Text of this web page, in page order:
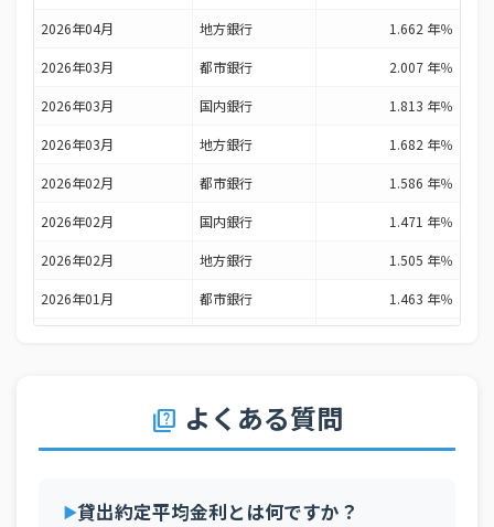
2026年04月 地方銀行 1.662 年％
2026年03月 都市銀行 2.007 年％
2026年03月 国内銀行 1.813 年％
2026年03月 地方銀行 1.682 年％
2026年02月 都市銀行 1.586 年％
2026年02月 国内銀行 1.471 年％
2026年02月 地方銀行 1.505 年％
2026年01月 都市銀行 1.463 年％
都市銀行
2025年12月 国内銀行 1.404 年％
quiz よくある質問
貸出約定平均金利とは何ですか？